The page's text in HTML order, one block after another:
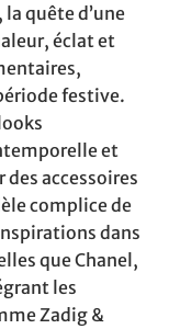
la quête d’une
éclat et
festive.
et
accessoires
complice de
dans
que Chanel,
les
Zadig &